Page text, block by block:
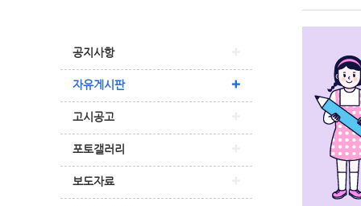
공지사항
자유게시판
고시공고
포토갤러리
보도자료